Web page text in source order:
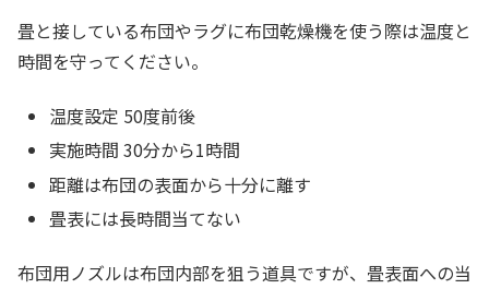
畳と接している布団やラグに布団乾燥機を使う際は温度と
時間を守ってください。
温度設定 50度前後
実施時間 30分から1時間
距離は布団の表面から十分に離す
畳表には長時間当てない
布団用ノズルは布団内部を狙う道具ですが、畳表面への当